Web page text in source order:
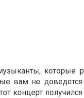
которые
вам не
концерт